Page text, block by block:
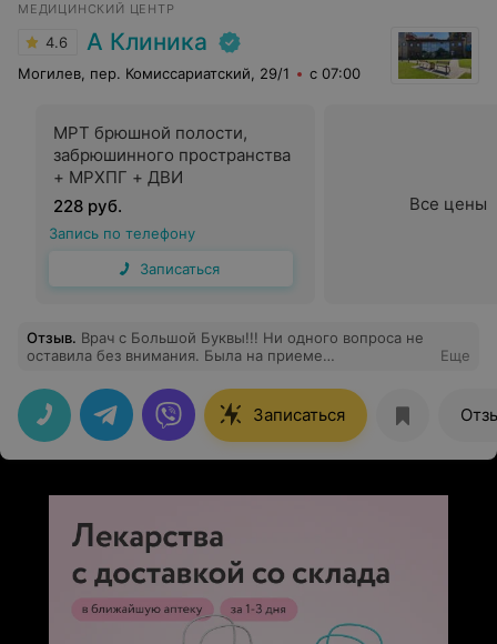
МЕДИЦИНСКИЙ ЦЕНТР
4.6 А Клиника
Могилев, пер. Комиссариатский, 29/1 с 07:00
МРТ брюшной полости,
забрюшинного пространства
+ МРХПГ + ДВИ
228 руб.
Запись по телефону
Записаться
Все цены
Отзыв. Врач с Большой Буквы!!! Ни одного вопроса не
оставила без внимания. Была на приеме
что Оксана Григорьевна хороший специалист.
Еще
Записаться